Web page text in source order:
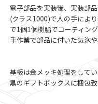
電子部品を実装後、実装部
(クラス1000)で人の手によ
で1個1個樹脂でコーティング
手作業で部品に付いた気泡
基板は金メッキ処理をしてい
黒のギフトボックスに梱包致